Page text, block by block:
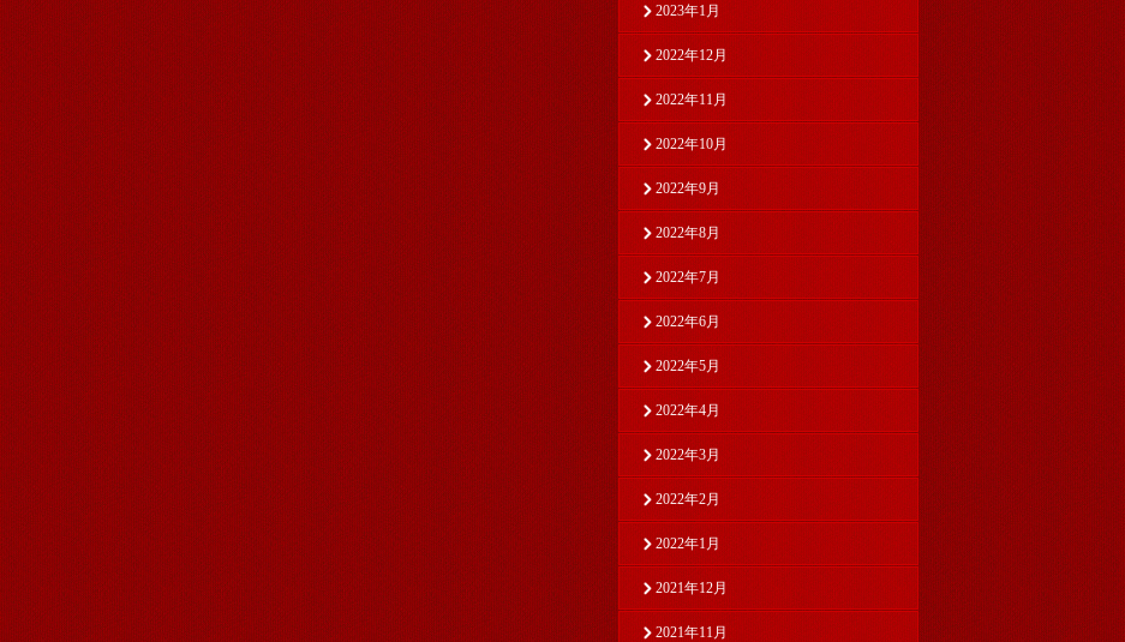
2023年1月
2022年12月
2022年11月
2022年10月
2022年9月
2022年8月
2022年7月
2022年6月
2022年5月
2022年4月
2022年3月
2022年2月
2022年1月
2021年12月
2021年11月